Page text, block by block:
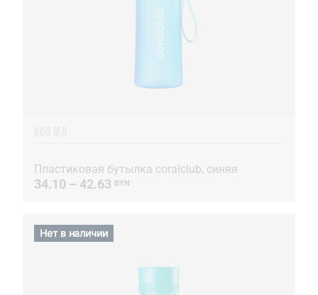
Пластиковая бутылка coralclub, синяя
34.10 – 42.63 BYN
Нет в наличии